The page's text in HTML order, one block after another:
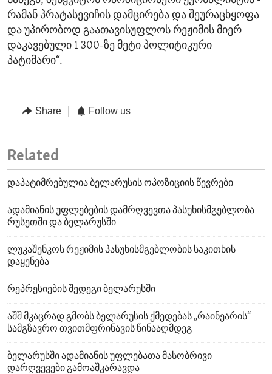
რამან პრატასევიჩის დამცირება და შეურაცხყოფა
და უპირობოდ გაათავისუფლოს რეჟიმის მიერ
დაკავებული 1 300-ზე მეტი პოლიტიკური
პატიმარი“.
Share Follow us
Related
დაპატიმრებულია ბელარუსის ოპოზიციის წევრები
ადამიანის უფლებების დამრღვევთა პასუხისმგებლობა
რუსეთში და ბელარუსში
ლუკაშენკოს რეჟიმის პასუხისმგებლობის საკითხის
დაყენება
რეპრესიების შედეგი ბელარუსში
აშშ მკაცრად გმობს ბელარუსის ქმედებას „რაინეარის“
სამგზავრო თვითმფრინავის წინააღმდეგ
ბელარუსში ადამიანის უფლებათა მასობრივი
დარღვევები გამოაშკარავდა